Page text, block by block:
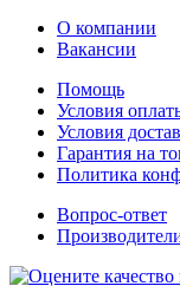
О компании
Вакансии
Помощь
Условия
Условия
Гарантия на
Политика
Вопрос-ответ